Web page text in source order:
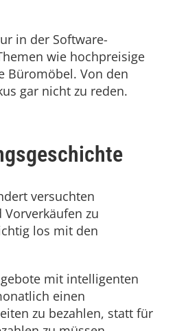
in der Software-
wie hochpreisige
Büromöbel. Von den
gar nicht zu reden.
versuchten
zu
los mit den
mit intelligenten
einen
zu bezahlen, statt für